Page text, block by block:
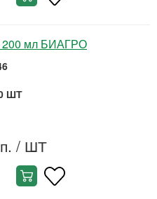
200 мл БИАГРО
ШТ
/ ШТ